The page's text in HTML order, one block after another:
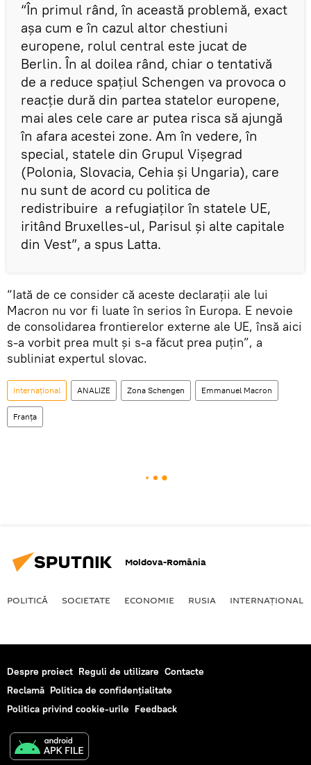
“În primul rând, în această problemă, exact
așa cum e în cazul altor chestiuni
europene, rolul central este jucat de
Berlin. În al doilea rând, chiar o tentativă
de a reduce spațiul Schengen va provoca o
reacție dură din partea statelor europene,
mai ales cele care ar putea risca să ajungă
în afara acestei zone. Am în vedere, în
special, statele din Grupul Vișegrad
(Polonia, Slovacia, Cehia și Ungaria), care
nu sunt de acord cu politica de
redistribuire a refugiaților în statele UE,
iritând Bruxelles-ul, Parisul și alte capitale
din Vest”, a spus Latta.
“Iată de ce consider că aceste declarații ale lui
Macron nu vor fi luate în serios în Europa. E nevoie
de consolidarea frontierelor externe ale UE, însă aici
s-a vorbit prea mult și s-a făcut prea puțin”, a
subliniat expertul slovac.
Internaţional ANALIZE Zona Schengen Emmanuel Macron
Franța
Moldova-România
POLITICĂ SOCIETATE ECONOMIE RUSIA INTERNAŢIONAL
Despre proiect Reguli de utilizare Contacte
Reclamă Politica de confidențialitate
Politica privind cookie-urile Feedback